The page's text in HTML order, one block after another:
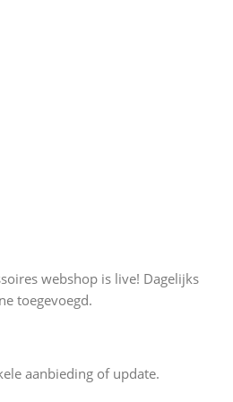
webshop is live! Dagelijks
toegevoegd.
aanbieding of update.